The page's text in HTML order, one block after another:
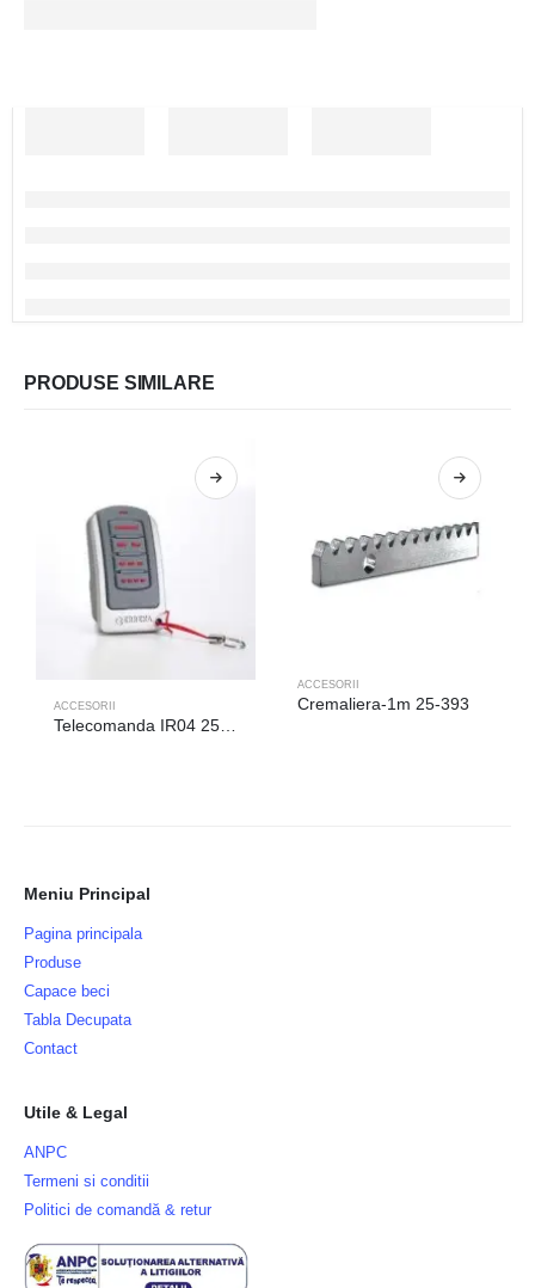
PRODUSE SIMILARE
ACCESORII
ACCESORII
Cremaliera-1m 25-393
Meniu Principal
Pagina principala
Produse
Capace beci
Tabla Decupata
Contact
Utile & Legal
ANPC
Termeni si conditii
Politici de comandă & retur